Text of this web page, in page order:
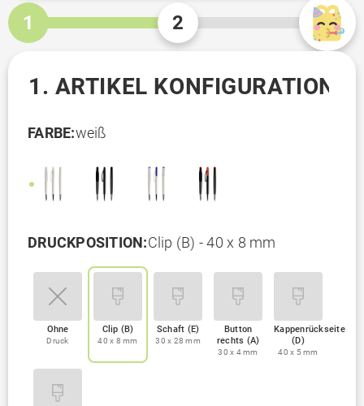
1 2
1. ARTIKEL KONFIGURATION
FARBE:weiß
DRUCKPOSITION:Clip (B) - 40 x 8 mm
Ohne
Druck
Clip (B)
40 x 8 mm
Schaft (E)
30 x 28 mm
Button
rechts (A)
30 x 4 mm
Kappenrückseite
(D)
40 x 5 mm